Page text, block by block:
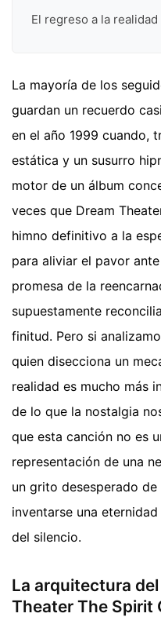
El regreso a la
La mayoría de los
guardan un recuerdo
en el año 1999 cuando,
estática y un susurro
motor de un álbum
veces que Dream
himno definitivo a la
para aliviar el pavor
promesa de la
supuestamente
finitud. Pero si
quien disecciona un
realidad es mucho más
de lo que la nostalgia
que esta canción no es
representación de una
un grito desesperado
inventarse una
del silencio.
La arquitectura
Theater The Spirit